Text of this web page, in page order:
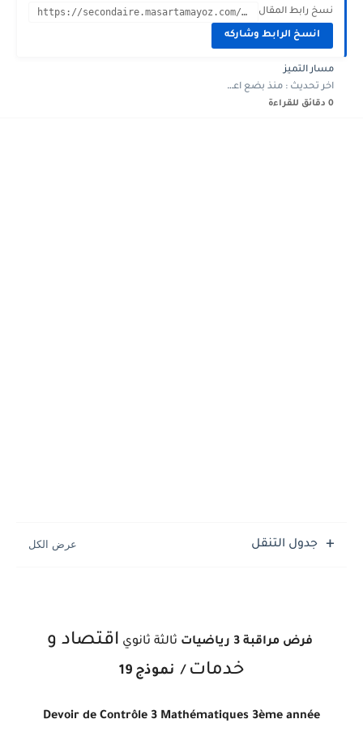
نسخ رابط المقال https://secondaire.masartamayoz.com/2024/05/devoir-controle-3-Math-3eme-annee-economie-gestion-19.html?m=1
انسخ الرابط وشاركه
مسار التميز
اخر تحديث :منذ بضع اعوام
0 دقائق للقراءة
جدول التنقل
فرض مراقبة 3 رياضيات ثالثة ثانوي اقتصاد و
خدمات / نموذج 19
Devoir de Contrôle 3 Mathématiques 3ème année